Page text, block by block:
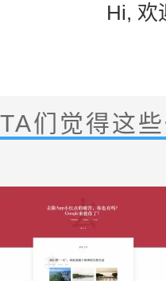
Hi, 欢
TA们觉得这